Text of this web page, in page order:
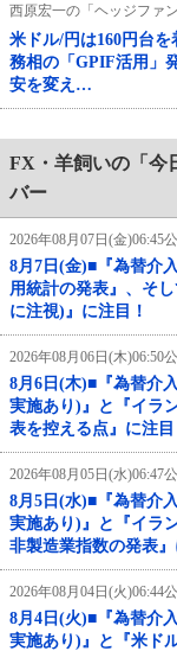
西原宏一の「ヘッジファ
米ドル/円は160円台
務相の「GPIF活用」
安を変え…
FX・羊飼いの「今
バー
2026年08月07日(金)06:45
8月7日(金)■『為替介
用統計の発表』、そ
に注視)』に注目！
2026年08月06日(木)06:50
8月6日(木)■『為替介
実施あり)』と『イラ
表を控える点』に注目
2026年08月05日(水)06:47
8月5日(水)■『為替介
実施あり)』と『イラ
非製造業指数の発表』
2026年08月04日(火)06:44
8月4日(火)■『為替介
実施あり)』と『米ド